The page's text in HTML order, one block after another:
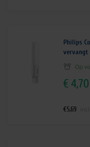
Philips
vervangt
Op
€ 4,70
€5,69